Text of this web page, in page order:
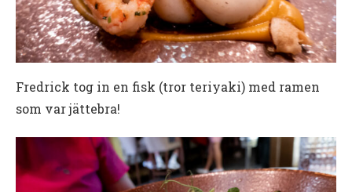
Fredrick tog in en fisk (tror teriyaki) med ramen
som var jättebra!